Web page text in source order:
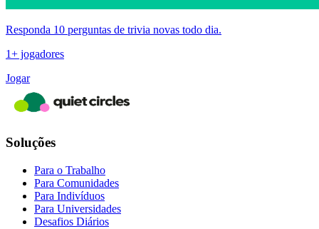
Responda 10 perguntas de trivia novas todo dia.
1+ jogadores
Jogar
Soluções
Para o Trabalho
Para Comunidades
Para Indivíduos
Para Universidades
Desafios Diários